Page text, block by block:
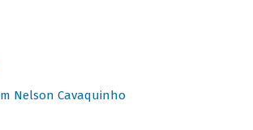
Nelson Cavaquinho